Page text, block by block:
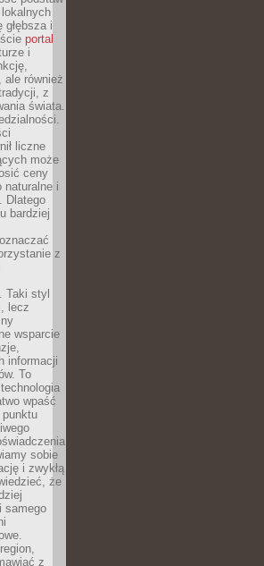
i
portal
i
ale również
z
świata.
liczne
może
ceny
naturalne i
Dlatego
bardziej
z
Taki styl
lecz
wsparcie
informacji
To
wpaść
punktu
sobie
i zwykłą
że
samego
z